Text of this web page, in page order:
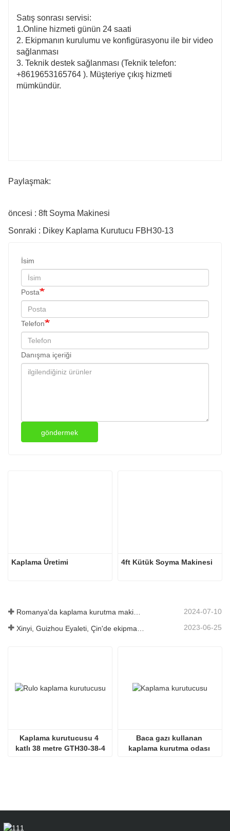
Satış sonrası servisi:
1.Online hizmeti günün 24 saati
2. Ekipmanın kurulumu ve konfigürasyonu ile bir video
sağlanması
3. Teknik destek sağlanması (Teknik telefon:
+8619653165764 ). Müşteriye çıkış hizmeti
mümkündür.
Paylaşmak:
öncesi : 8ft Soyma Makinesi
Sonraki : Dikey Kaplama Kurutucu FBH30-13
İsim
Posta
Telefon
Danışma içeriği
göndermek
Kaplama Üretimi 4ft Kütük Soyma Makinesi
Romanya'da kaplama kurutma makinesinin kurulumu tamamlandı. 2024-07-10
2023-06-25
Kaplama kurutucusu 4
katlı 38 metre GTH30-38-4
Baca gazı kullanan
kaplama kurutma odası